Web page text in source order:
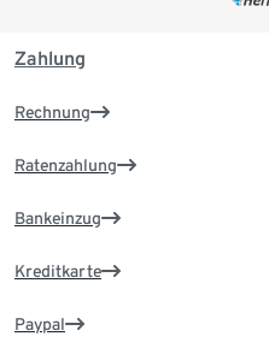
Zahlung
Rechnung
Ratenzahlung
Bankeinzug
Kreditkarte
Paypal